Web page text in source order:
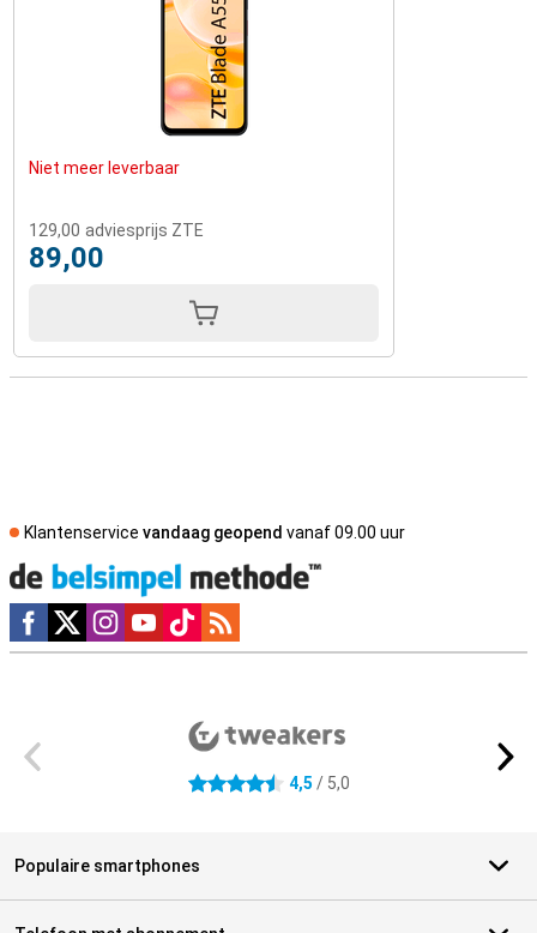
Niet meer leverbaar
129,00 adviesprijs ZTE
89,00
Klantenservice vandaag geopend vanaf 09.00 uur
Social media
4.5 sterren 4,5 / 5,0
Populaire smartphones